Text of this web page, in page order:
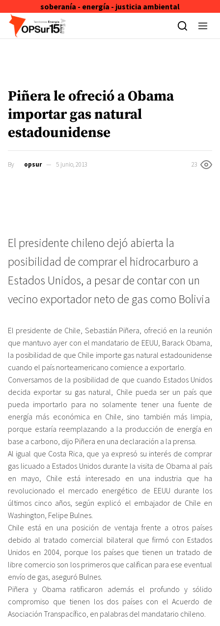
soberanía - energía - justicia ambiental
Skip to content
Piñera le ofreció a Obama
importar gas natural
estadounidense
By opsur 5 junio, 2013 23
El presidente chileno dejó abierta la
posibilidad de comprar el hidrocarburo a
Estados Unidos, a pesar de contar con un
vecino exportador neto de gas como Bolivia
El presidente de Chile, Sebastián Piñera, ofreció en la reunión
que mantuvo ayer con el mandatario de EEUU, Barack Obama,
la posibilidad de que Chile importe gas natural estadounidense
cuando el país norteamericano comience a exportarlo.
Conversamos de la posibilidad de que cuando Estados Unidos
decida exportar su gas natural, Chile pueda ser un país que
pueda importarlo para no solamente tener una fuente de
energía más económica en Chile, sino también más limpia,
porque estaría reemplazando a la producción de energía en
base a carbono, dijo Piñera en una declaración a la prensa.
Al igual que Costa Rica, que ya expresó su interés de comprar
gas licuado a Estados Unidos durante la visita de Obama al país
en mayo, Chile está interesado en una industria que ha
revolucionado el mercado energético de EEUU durante los
últimos cinco años, según explicó el embajador de Chile en
Washington, Felipe Bulnes.
Chile está en una posición de ventaja frente a otros países
debido al tratado comercial bilateral que firmó con Estados
Unidos en 2004, porque los países que tienen un tratado de
libre comercio son los primeros que califican para ese eventual
envío de gas, aseguró Bulnes.
Piñera y Obama ratificaron además el profundo y sólido
compromiso que tienen los dos países con el Acuerdo de
Asociación Transpacífico, en palabras del mandatario chileno.